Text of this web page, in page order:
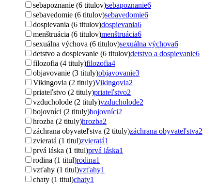
sebapoznanie (6 titulov)sebapoznanie6
sebavedomie (6 titulov)sebavedomie6
dospievania (6 titulov)dospievania6
menštruácia (6 titulov)menštruácia6
sexuálna výchova (6 titulov)sexuálna výchova6
detstvo a dospievanie (6 titulov)detstvo a dospievanie6
filozofia (4 tituly)filozofia4
objavovanie (3 tituly)objavovanie3
Vikingovia (2 tituly)Vikingovia2
priateľstvo (2 tituly)priateľstvo2
vzducholode (2 tituly)vzducholode2
bojovníci (2 tituly)bojovníci2
hrozba (2 tituly)hrozba2
záchrana obyvateľstva (2 tituly)záchrana obyvateľstva2
zvieratá (1 titul)zvieratá1
prvá láska (1 titul)prvá láska1
rodina (1 titul)rodina1
vzťahy (1 titul)vzťahy1
chaty (1 titul)chaty1